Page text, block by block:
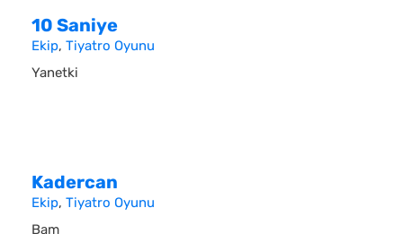
10 Saniye
Ekip, Tiyatro Oyunu
Yanetki
Kadercan
Ekip, Tiyatro Oyunu
Bam